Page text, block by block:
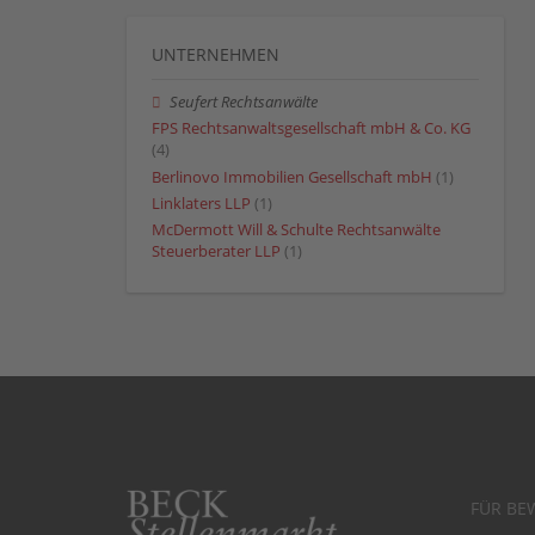
UNTERNEHMEN
Seufert Rechtsanwälte
FPS Rechtsanwaltsgesellschaft mbH & Co. KG
(4)
Berlinovo Immobilien Gesellschaft mbH (1)
Linklaters LLP (1)
McDermott Will & Schulte Rechtsanwälte
Steuerberater LLP (1)
FÜR